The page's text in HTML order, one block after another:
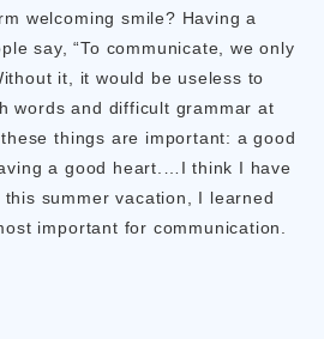
welcoming smile? Having a
say, “To communicate, we only
it, it would be useless to
words and difficult grammar at
things are important: a good
a good heart.…I think I have
summer vacation, I learned
important for communication.